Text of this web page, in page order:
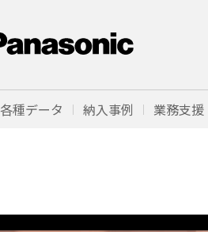
各種データ 納入事例 業務支援